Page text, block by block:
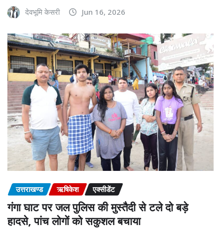
देवभूमि केसरी Jun 16, 2026
उत्तराखण्ड ऋषिकेश एक्सीडेंट
गंगा घाट पर जल पुलिस की मुस्तैदी से टले दो बड़े
हादसे, पांच लोगों को सकुशल बचाया